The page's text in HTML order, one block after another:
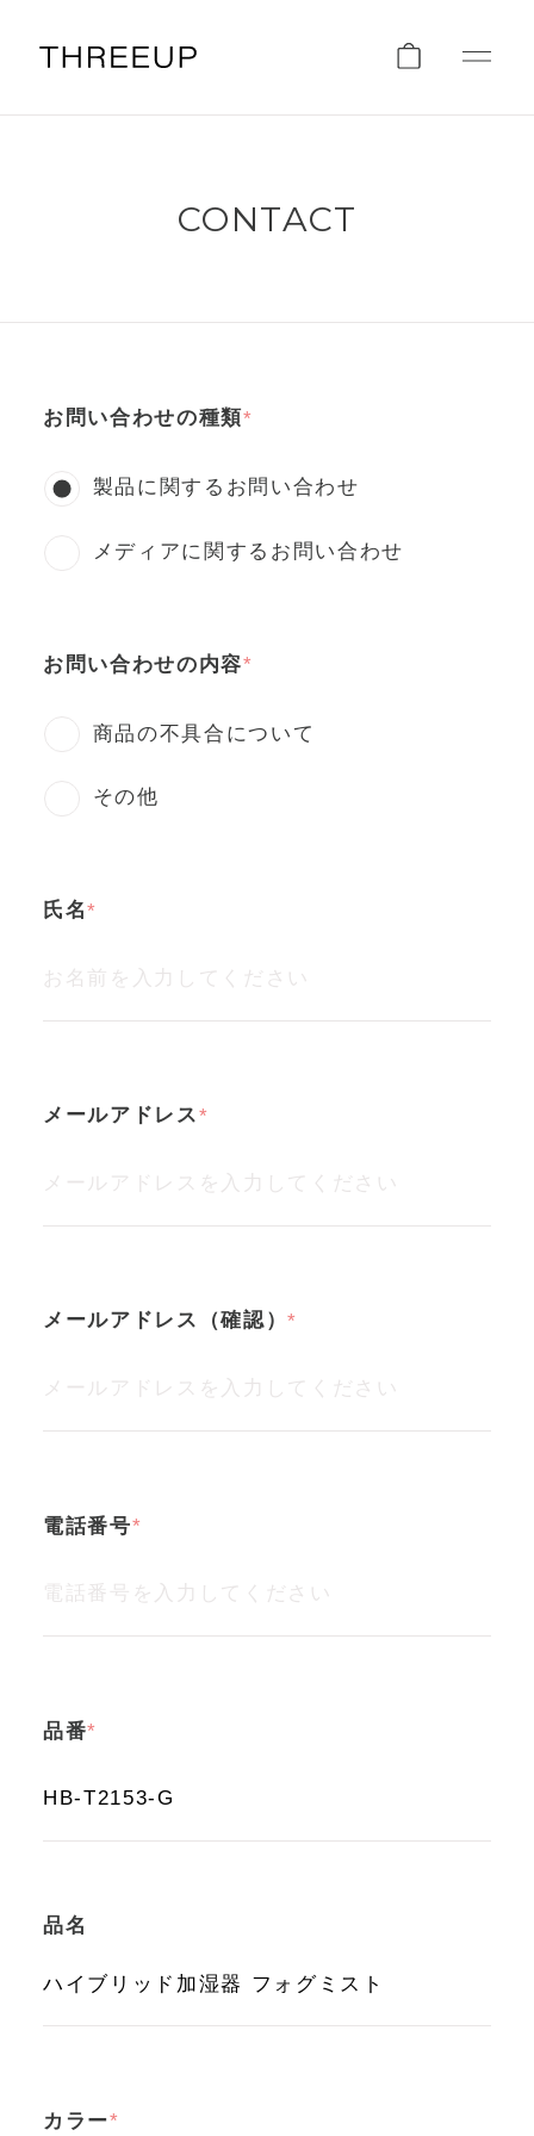
CONTACT
お問い合わせの種類
製品に関するお問い合わせ
メディアに関するお問い合わせ
お問い合わせの内容
商品の不具合について
その他
氏名
メールアドレス
メールアドレス（確認）
電話番号
品番
品名
カラー